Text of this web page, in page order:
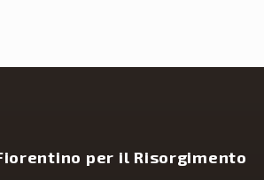
per il Risorgimento